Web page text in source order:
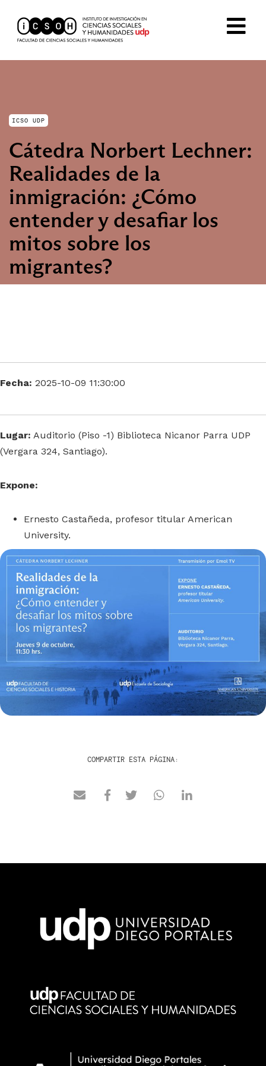
ICSO UDP
Cátedra Norbert Lechner:
Realidades de la
inmigración: ¿Cómo
entender y desafiar los
mitos sobre los
migrantes?
Fecha: 2025-10-09 11:30:00
Lugar: Auditorio (Piso -1) Biblioteca Nicanor Parra UDP
(Vergara 324, Santiago).
Expone:
Ernesto Castañeda, profesor titular American
University.
COMPARTIR ESTA PÁGINA: